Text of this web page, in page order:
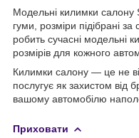
Модельні килимки салону
гуми, розміри підібрані
робить сучасні модельні
розмірів для кожного
Килимки салону — це не
послугує як захистом від
вашому автомобілю
Приховати